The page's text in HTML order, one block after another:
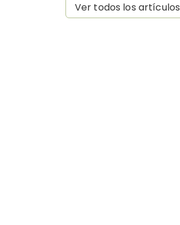
Ver todos los artículos